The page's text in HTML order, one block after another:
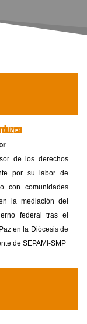
de los derechos
por su labor de
con comunidades
la mediación del
federal tras el
en la Diócesis de
de SEPAMI-SMP